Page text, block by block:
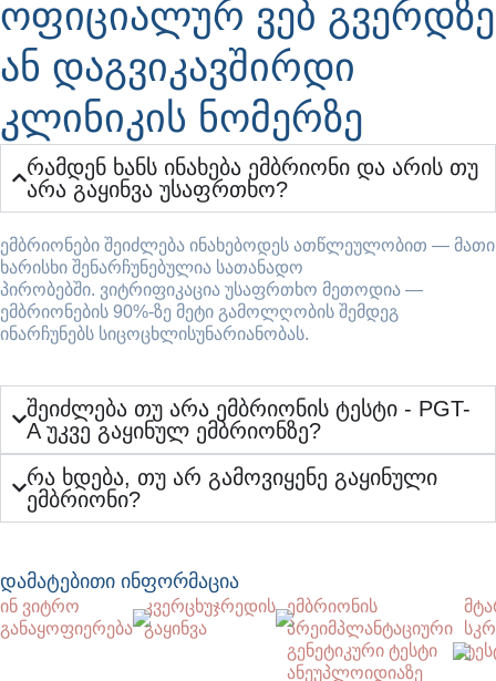
ოფიციალურ ვებ გვერდზე
ან დაგვიკავშირდი
კლინიკის ნომერზე
რამდენ ხანს ინახება ემბრიონი და არის თუ
არა გაყინვა უსაფრთხო?
ემბრიონები შეიძლება ინახებოდეს ათწლეულობით — მათი
ხარისხი შენარჩუნებულია სათანადო
პირობებში. ვიტრიფიკაცია უსაფრთხო მეთოდია —
ემბრიონების 90%-ზე მეტი გამოლღობის შემდეგ
ინარჩუნებს სიცოცხლისუნარიანობას.
შეიძლება თუ არა ემბრიონის ტესტი - PGT-
A უკვე გაყინულ ემბრიონზე?
რა ხდება, თუ არ გამოვიყენე გაყინული
ემბრიონი?
დამატებითი ინფორმაცია
ინ ვიტრო
განაყოფიერება
კვერცხუჯრედის
გაყინვა
ემბრიონის
პრეიმპლანტაციური
გენეტიკური ტესტი
ანეუპლოიდიაზე